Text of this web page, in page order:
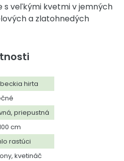
s veľkými kvetmi v jemných
a zlatohnedých
hirta
priepustná
cm
rastúci
kvetináč